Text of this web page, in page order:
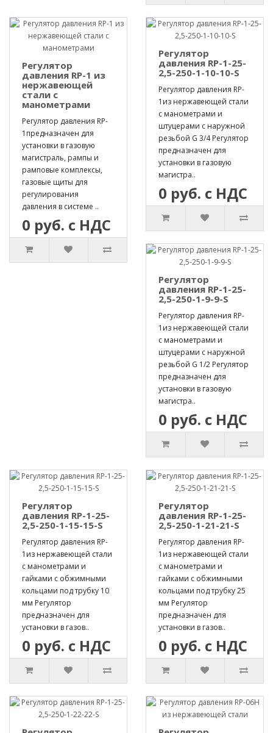
Регулятор
давления RP-1 из
нержавеющей
стали с
манометрами
Регулятор давления RP-
1предназначен для
установки в газовую
магистраль, рампы и
рамповые комплексы,
газовые щиты для
регулирования
давления в системе ..
0 руб. с НДС
Регулятор
давления RP-1-25-
2,5-250-1-10-10-S
Регулятор давления RP-
1из нержавеющей стали
с манометрами и
штуцерами с наружной
резьбой G 3/4 Регулятор
предназначен для
установки в газовую
магистра..
0 руб. с НДС
Регулятор
давления RP-1-25-
2,5-250-1-9-9-S
Регулятор давления RP-
1из нержавеющей стали
с манометрами и
штуцерами с наружной
резьбой G 1/2 Регулятор
предназначен для
установки в газовую
магистра..
0 руб. с НДС
Регулятор
давления RP-1-25-
2,5-250-1-15-15-S
Регулятор давления RP-
1из нержавеющей стали
с манометрами и
гайками с обжимными
кольцами под трубку 10
мм Регулятор
предназначен для
установки в газов..
0 руб. с НДС
Регулятор
давления RP-1-25-
2,5-250-1-21-21-S
Регулятор давления RP-
1из нержавеющей стали
с манометрами и
гайками с обжимными
кольцами под трубку 25
мм Регулятор
предназначен для
установки в газов..
0 руб. с НДС